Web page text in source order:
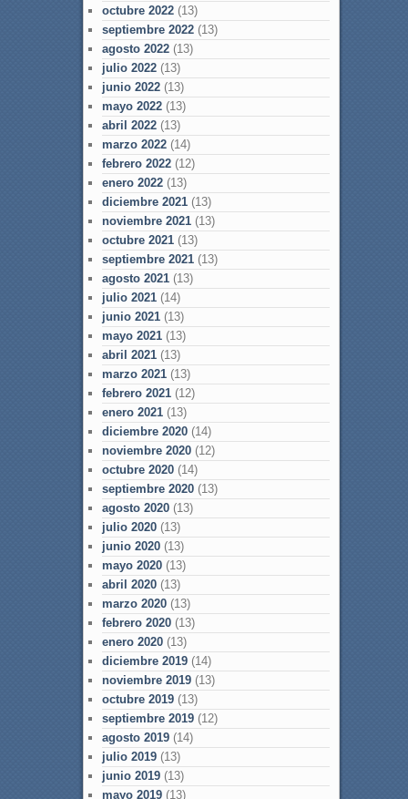
octubre 2022(13)
septiembre 2022(13)
agosto 2022(13)
julio 2022(13)
junio 2022(13)
mayo 2022(13)
abril 2022(13)
marzo 2022(14)
febrero 2022(12)
enero 2022(13)
diciembre 2021(13)
noviembre 2021(13)
octubre 2021(13)
septiembre 2021(13)
agosto 2021(13)
julio 2021(14)
junio 2021(13)
mayo 2021(13)
abril 2021(13)
marzo 2021(13)
febrero 2021(12)
enero 2021(13)
diciembre 2020(14)
noviembre 2020(12)
octubre 2020(14)
septiembre 2020(13)
agosto 2020(13)
julio 2020(13)
junio 2020(13)
mayo 2020(13)
abril 2020(13)
marzo 2020(13)
febrero 2020(13)
enero 2020(13)
diciembre 2019(14)
noviembre 2019(13)
octubre 2019(13)
septiembre 2019(12)
agosto 2019(14)
julio 2019(13)
junio 2019(13)
mayo 2019(13)